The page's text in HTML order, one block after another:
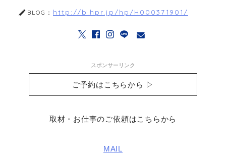
BLOG： http://b.hpr.jp/hp/H000371901/
スポンサーリンク
ご予約はこちらから ▷
取材・お仕事のご依頼はこちらから
MAIL